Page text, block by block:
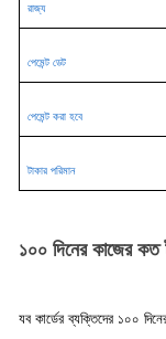
রাজ্য
পেমেন্ট ডেট
পেমেন্ট করা হবে
টাকার পরিমান
১০০ দিনের কাজের কত
যব কার্ডের ব্যক্তিদের ১০০